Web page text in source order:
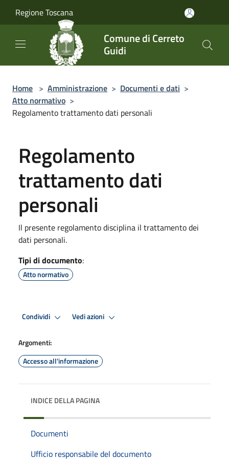
Regione Toscana
Comune di Cerreto
Guidi
Home > Amministrazione > Documenti e dati >
Atto normativo >
Regolamento trattamento dati personali
Regolamento
trattamento dati
personali
Il presente regolamento disciplina il trattamento dei
dati personali.
Tipi di documento:
Atto normativo
Condividi Vedi azioni
Argomenti:
Accesso all'informazione
INDICE DELLA PAGINA
Documenti
Ufficio responsabile del documento